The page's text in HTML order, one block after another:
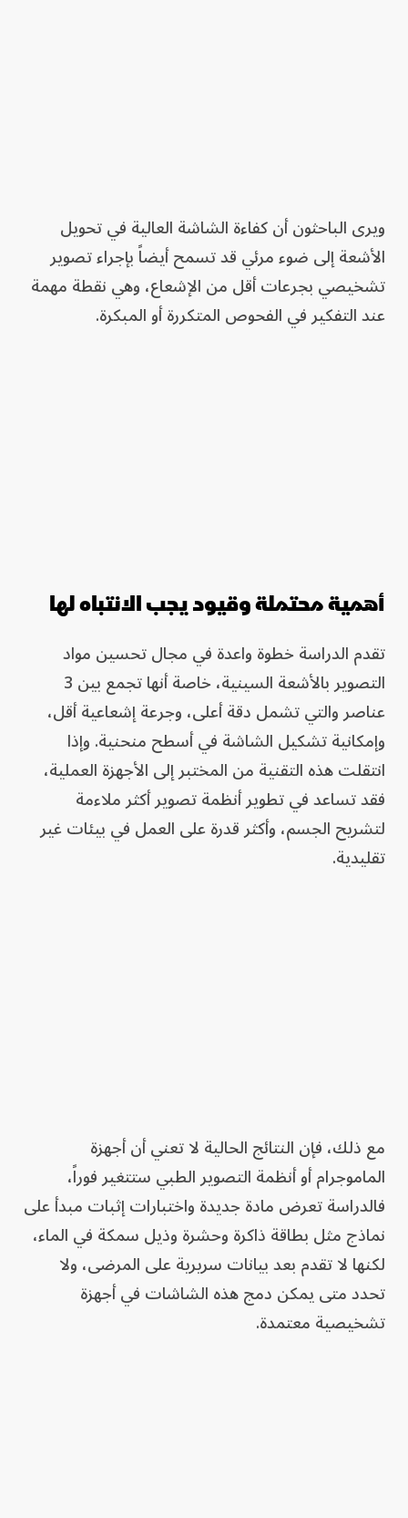
ويرى الباحثون أن كفاءة الشاشة العالية في تحويل
الأشعة إلى ضوء مرئي قد تسمح أيضاً بإجراء تصوير
تشخيصي بجرعات أقل من الإشعاع، وهي نقطة مهمة
عند التفكير في الفحوص المتكررة أو المبكرة.
أهمية محتملة وقيود يجب الانتباه لها
تقدم الدراسة خطوة واعدة في مجال تحسين مواد
التصوير بالأشعة السينية، خاصة أنها تجمع بين 3
عناصر والتي تشمل دقة أعلى، وجرعة إشعاعية أقل،
وإمكانية تشكيل الشاشة في أسطح منحنية. وإذا
انتقلت هذه التقنية من المختبر إلى الأجهزة العملية،
فقد تساعد في تطوير أنظمة تصوير أكثر ملاءمة
لتشريح الجسم، وأكثر قدرة على العمل في بيئات غير
تقليدية.
مع ذلك، فإن النتائج الحالية لا تعني أن أجهزة
الماموجرام أو أنظمة التصوير الطبي ستتغير فوراً،
فالدراسة تعرض مادة جديدة واختبارات إثبات مبدأ على
نماذج مثل بطاقة ذاكرة وحشرة وذيل سمكة في الماء،
لكنها لا تقدم بعد بيانات سريرية على المرضى، ولا
تحدد متى يمكن دمج هذه الشاشات في أجهزة
تشخيصية معتمدة.